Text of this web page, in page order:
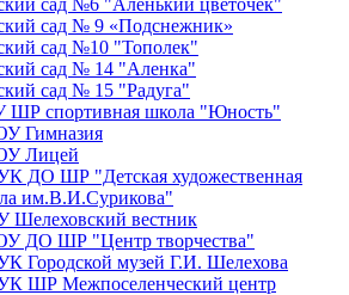
сад № 9 «Подснежник»
сад №10 "Тополек"
сад № 14 "Аленка"
сад № 15 "Радуга"
ШР спортивная школа "Юность"
Гимназия
Лицей
ДО ШР "Детская художественная
им.В.И.Сурикова"
вестник
ДО ШР "Центр творчества"
Городской музей Г.И. Шелехова
ШР Межпоселенческий центр